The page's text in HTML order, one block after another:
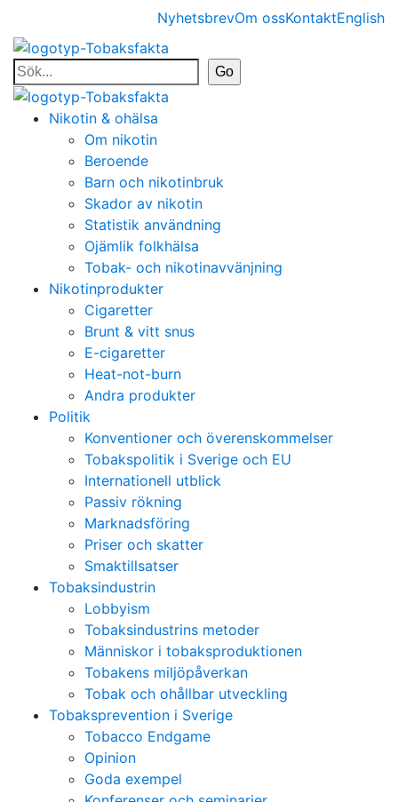
NyhetsbrevOm ossKontaktEnglish
Nikotin & ohälsa
Om nikotin
Beroende
Barn och nikotinbruk
Skador av nikotin
Statistik användning
Ojämlik folkhälsa
Tobak- och nikotinavvänjning
Nikotinprodukter
Cigaretter
Brunt & vitt snus
E-cigaretter
Heat-not-burn
Andra produkter
Politik
Konventioner och överenskommelser
Tobakspolitik i Sverige och EU
Internationell utblick
Passiv rökning
Marknadsföring
Priser och skatter
Smaktillsatser
Tobaksindustrin
Lobbyism
Tobaksindustrins metoder
Människor i tobaksproduktionen
Tobakens miljöpåverkan
Tobak och ohållbar utveckling
Tobaksprevention i Sverige
Tobacco Endgame
Opinion
Goda exempel